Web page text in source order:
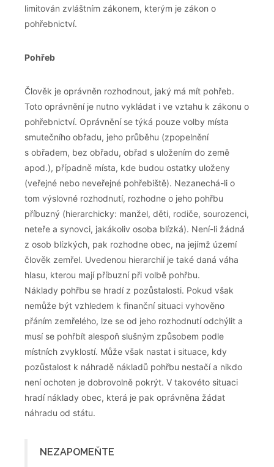
limitován zvláštním zákonem, kterým je zákon o
pohřebnictví.
Pohřeb
Člověk je oprávněn rozhodnout, jaký má mít pohřeb.
Toto oprávnění je nutno vykládat i ve vztahu k zákonu o
pohřebnictví. Oprávnění se týká pouze volby místa
smutečního obřadu, jeho průběhu (zpopelnění
s obřadem, bez obřadu, obřad s uložením do země
apod.), případně místa, kde budou ostatky uloženy
(veřejné nebo neveřejné pohřebiště). Nezanechá-li o
tom výslovné rozhodnutí, rozhodne o jeho pohřbu
příbuzný (hierarchicky: manžel, děti, rodiče, sourozenci,
neteře a synovci, jakákoliv osoba blízká). Není-li žádná
z osob blízkých, pak rozhodne obec, na jejímž území
člověk zemřel. Uvedenou hierarchií je také daná váha
hlasu, kterou mají příbuzní při volbě pohřbu.
Náklady pohřbu se hradí z pozůstalosti. Pokud však
nemůže být vzhledem k finanční situaci vyhověno
přáním zemřelého, lze se od jeho rozhodnutí odchýlit a
musí se pohřbít alespoň slušným způsobem podle
místních zvyklostí. Může však nastat i situace, kdy
pozůstalost k náhradě nákladů pohřbu nestačí a nikdo
není ochoten je dobrovolně pokrýt. V takovéto situaci
hradí náklady obec, která je pak oprávněna žádat
náhradu od státu.
NEZAPOMEŇTE